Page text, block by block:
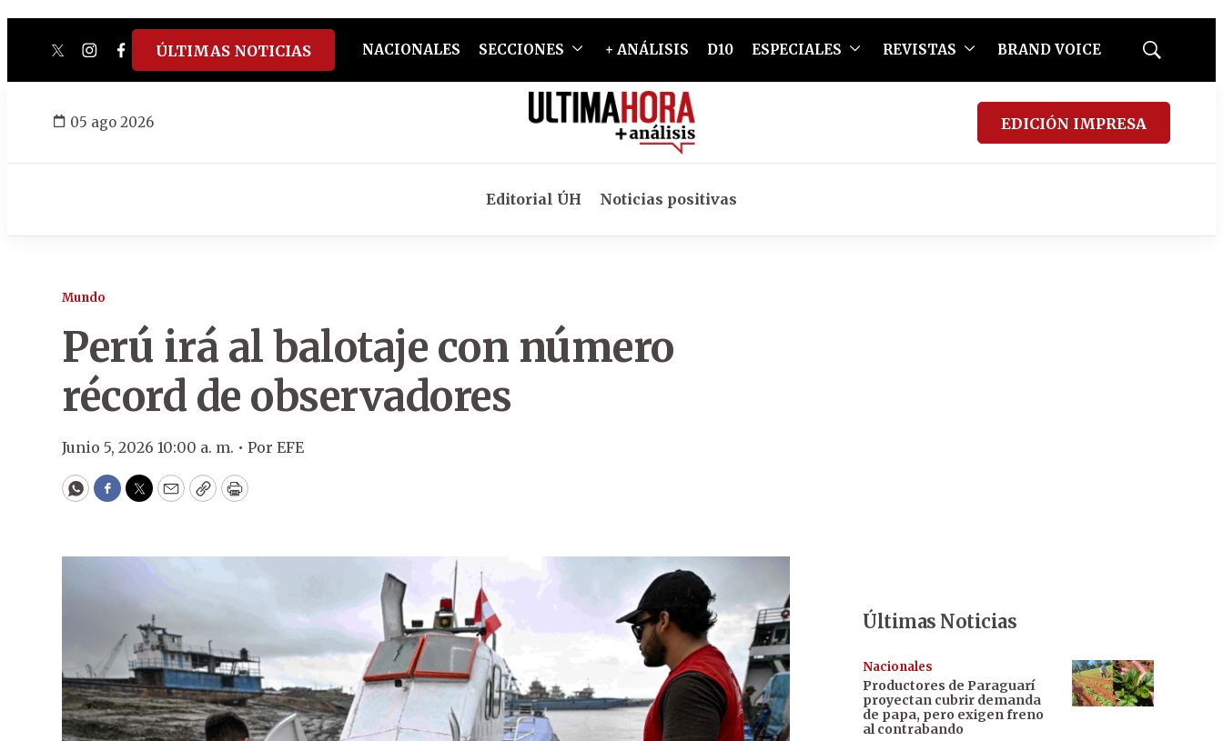
twitterinstagram
facebook
tiktokyoutube
spotify
ÚLTIMAS NOTICIAS NACIONALES SECCIONES + ANÁLISIS D10 ESPECIALES REVISTAS BRAND VOICE
Mostrar
05 ago 2026 EDICIÓN IMPRESA
Editorial ÚH Noticias positivas
Mundo
Perú irá al balotaje con número
récord de observadores
Junio 5, 2026 10:00 a. m. • Por EFE
WhatsApp
Facebook
Twitter
EmailCopyPrint
Últimas Noticias
Nacionales
Productores de Paraguarí
proyectan cubrir demanda
de papa, pero exigen freno
al contrabando